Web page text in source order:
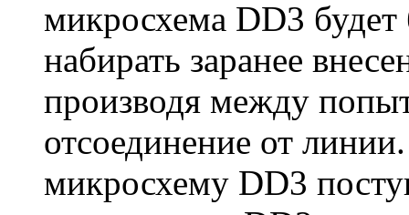
микросхема DD3 будет
набирать заранее
производя между
отсоединение от
микросхему DD3